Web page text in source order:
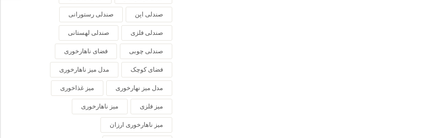
صندلی اپن صندلی رستورانی
صندلی فلزی صندلی لهستانی
صندلی چوبی فضای ناهارخوری
فضای کوچک مدل میز ناهارخوری
مدل میز نهارخوری میز غذاخوری
میز فلزی میز ناهارخوری
میز ناهارخوری ارزان